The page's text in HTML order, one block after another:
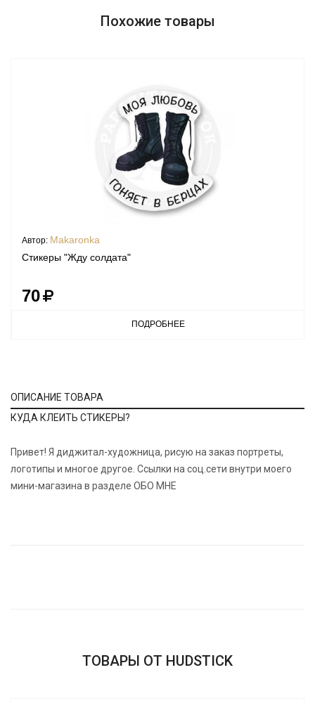
Похожие товары
Автор: Makaronka
Стикеры "Жду солдата"
70
ПОДРОБНЕЕ
ОПИСАНИЕ ТОВАРА
КУДА КЛЕИТЬ СТИКЕРЫ?
Привет! Я диджитал-художница, рисую на заказ портреты,
логотипы и многое другое. Ссылки на соц.сети внутри моего
мини-магазина в разделе ОБО МНЕ
ТОВАРЫ ОТ HUDSTICK